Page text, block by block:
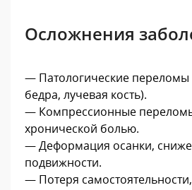
Осложнения
— Патологические переломы
бедра, лучевая кость).
— Компрессионные
хронической болью.
— Деформация осанки,
подвижности.
— Потеря